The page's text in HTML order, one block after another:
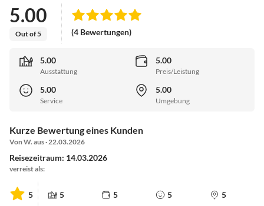
5.00
Out of 5 (4 Bewertungen)
5.00
Ausstattung
5.00
Preis/Leistung
5.00
Service
5.00
Umgebung
Kurze Bewertung eines Kunden
Von W. aus · 22.03.2026
Reisezeitraum: 14.03.2026
verreist als:
5 5 5 5 5